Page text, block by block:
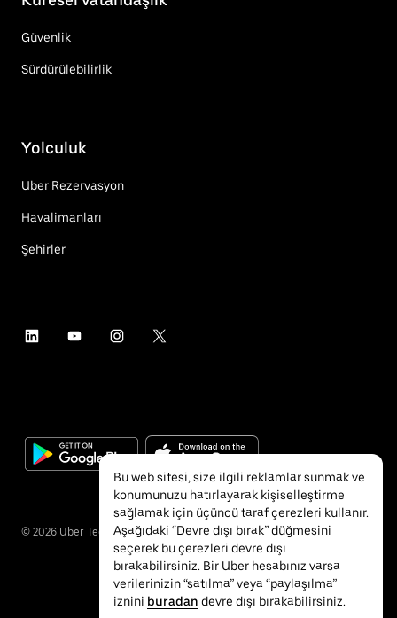
Güvenlik
Sürdürülebilirlik
Yolculuk
Uber Rezervasyon
Havalimanları
Şehirler
© 2026 Uber Technologies Inc.
Bu web sitesi, size ilgili reklamlar sunmak ve
konumunuzu hatırlayarak kişiselleştirme
sağlamak için üçüncü taraf çerezleri kullanır.
Aşağıdaki “Devre dışı bırak” düğmesini
seçerek bu çerezleri devre dışı
bırakabilirsiniz. Bir Uber hesabınız varsa
verilerinizin “satılma” veya “paylaşılma”
iznini buradan devre dışı bırakabilirsiniz.